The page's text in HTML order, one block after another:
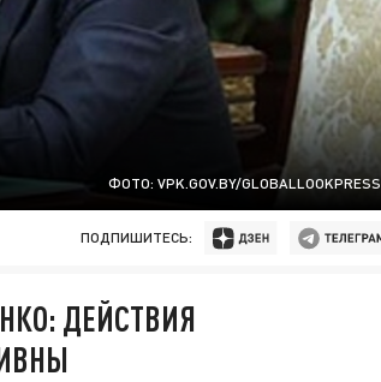
ФОТО: VPK.GOV.BY/GLOBALLOOKPRESS
ПОДПИШИТЕСЬ:
ДЕЙСТВИЯ